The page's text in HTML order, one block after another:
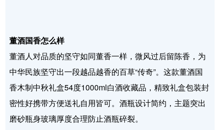
董酒国香怎么样
董酒人对品质的坚守如同董香一样，微风过后留陈香，为
中华民族坚守出一段越品越香的百草“传奇”。这款董酒国
香木制中秋礼盒54度1000ml白酒收藏品，精致礼盒包装封
密性好携带方便送礼自用皆可。酒瓶设计简约，主题突出
磨砂瓶身玻璃厚度合理防止酒瓶碎裂。